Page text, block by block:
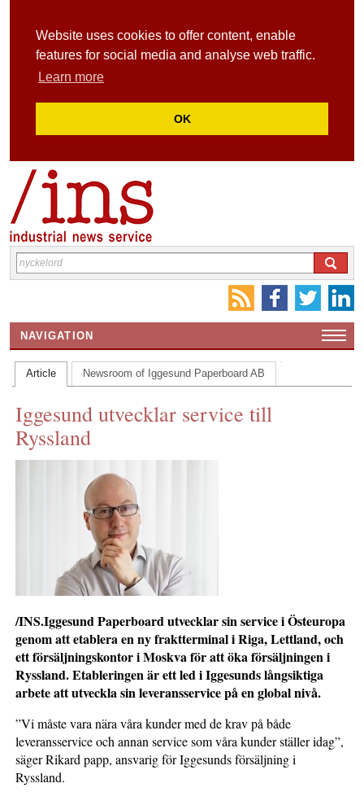
Website uses cookies to offer content, enable
features for social media and analyse web traffic.
Learn more
OK
NAVIGATION
HEMSIDA
KONTAKTA OSS
INS HEMSIDOR
OM OSS
Article Newsroom of Iggesund Paperboard AB
Iggesund utvecklar service till
Ryssland
/INS.Iggesund Paperboard utvecklar sin service i Östeuropa
genom att etablera en ny fraktterminal i Riga, Lettland, och
ett försäljningskontor i Moskva för att öka försäljningen i
Ryssland. Etableringen är ett led i Iggesunds långsiktiga
arbete att utveckla sin leveransservice på en global nivå.
”Vi måste vara nära våra kunder med de krav på både
leveransservice och annan service som våra kunder ställer idag”,
säger Rikard papp, ansvarig för Iggesunds försäljning i
Ryssland.